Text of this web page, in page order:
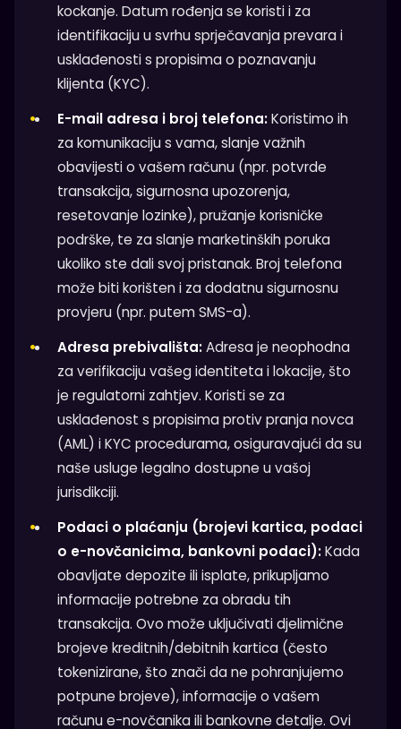
kockanje. Datum rođenja se koristi i za
identifikaciju u svrhu sprječavanja prevara i
usklađenosti s propisima o poznavanju
klijenta (KYC).
E-mail adresa i broj telefona:Koristimo ih
za komunikaciju s vama, slanje važnih
obavijesti o vašem računu (npr. potvrde
transakcija, sigurnosna upozorenja,
resetovanje lozinke), pružanje korisničke
podrške, te za slanje marketinških poruka
ukoliko ste dali svoj pristanak. Broj telefona
može biti korišten i za dodatnu sigurnosnu
provjeru (npr. putem SMS-a).
Adresa prebivališta:Adresa je neophodna
za verifikaciju vašeg identiteta i lokacije, što
je regulatorni zahtjev. Koristi se za
usklađenost s propisima protiv pranja novca
(AML) i KYC procedurama, osiguravajući da su
naše usluge legalno dostupne u vašoj
jurisdikciji.
Podaci o plaćanju (brojevi kartica, podaci
o e-novčanicima, bankovni podaci):Kada
obavljate depozite ili isplate, prikupljamo
informacije potrebne za obradu tih
transakcija. Ovo može uključivati djelimične
brojeve kreditnih/debitnih kartica (često
tokenizirane, što znači da ne pohranjujemo
potpune brojeve), informacije o vašem
računu e-novčanika ili bankovne detalje. Ovi